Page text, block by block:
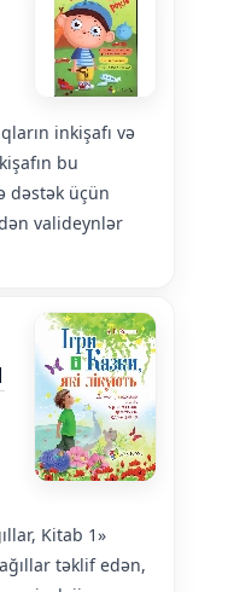
inkişafı və
bu
dəstək üçün
valideynlər
Kitab 1»
təklif edən,